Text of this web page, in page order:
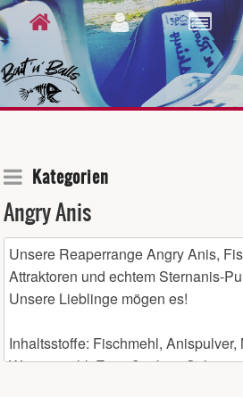
Angry Anis
Unsere Reaperrange Angry Anis,
Attraktoren und echtem Sternanis-
Unsere Lieblinge mögen es!
Inhaltsstoffe: Fischmehl,
Weizenmehl, Eiweißpulver, Salz
Kategorien